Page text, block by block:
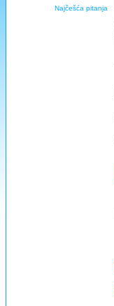
Najčešća pitanja